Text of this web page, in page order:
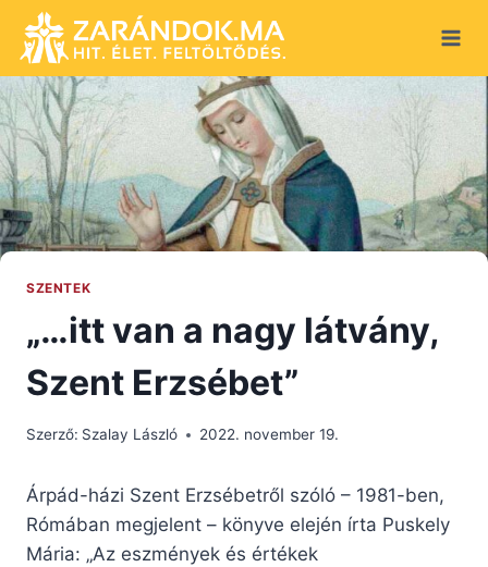
content
SZENTEK
„…itt van a nagy látvány,
Szent Erzsébet”
Szerző: Szalay László 2022. november 19.
Árpád-házi Szent Erzsébetről szóló – 1981-ben,
Rómában megjelent – könyve elején írta Puskely
Mária: „Az eszmények és értékek